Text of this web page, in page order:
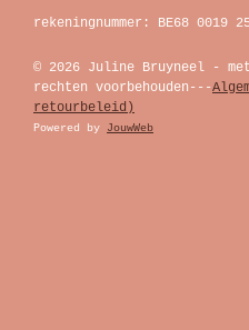
rekeningnummer: BE68 0019
© 2026 Juline Bruyneel -
rechten voorbehouden---
retourbeleid)
Powered by JouwWeb